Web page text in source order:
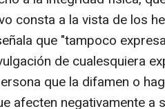
consta a la vista de los
que "tampoco
de cualesquiera
que la difamen o
afecten negativamente a